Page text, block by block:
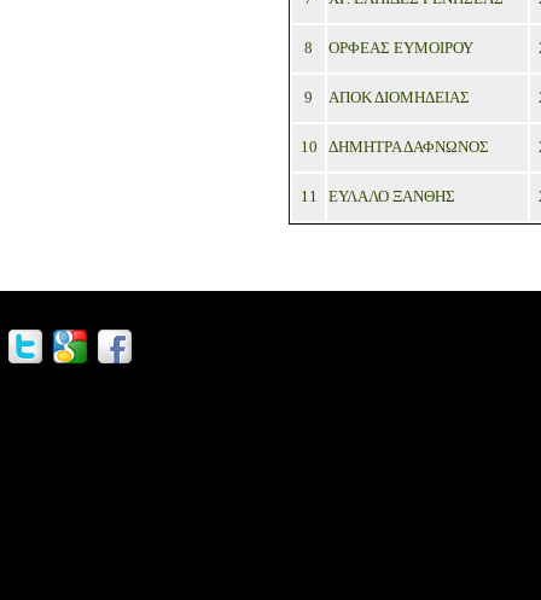
8 ΟΡΦΕΑΣ ΕΥΜΟΙΡΟΥ
9 ΑΠΟΚ ΔΙΟΜΗΔΕΙΑΣ
10 ΔΗΜΗΤΡΑ ΔΑΦΝΩΝΟΣ
11 ΕΥΛΑΛΟ ΞΑΝΘΗΣ